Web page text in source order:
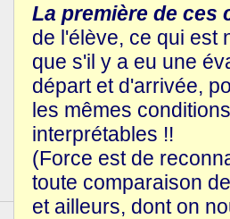
La première de ces
de l'élève, ce qui est
que s'il y a eu une
départ et d'arrivée,
les mêmes
interprétables !!
(Force est de
toute comparaison
et ailleurs, dont on